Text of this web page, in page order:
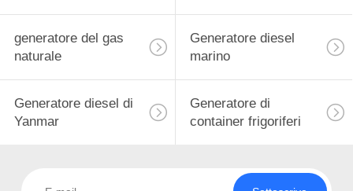
generatore del gas
naturale
Generatore diesel
marino
Generatore diesel di
Yanmar
Generatore di
container frigoriferi